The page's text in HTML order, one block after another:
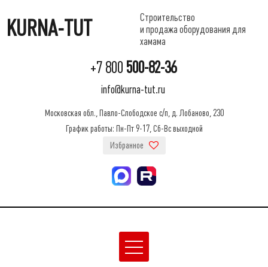
KURNA-TUT
Строительство
и продажа оборудования для
хамама
+7 800 500-82-36
info@kurna-tut.ru
Московская обл., Павло-Слободское с/п, д. Лобаново, 230
График работы: Пн-Пт 9-17, Сб-Вс выходной
Избранное